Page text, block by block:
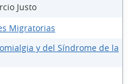
Justo
Migratorias
y del Síndrome de la